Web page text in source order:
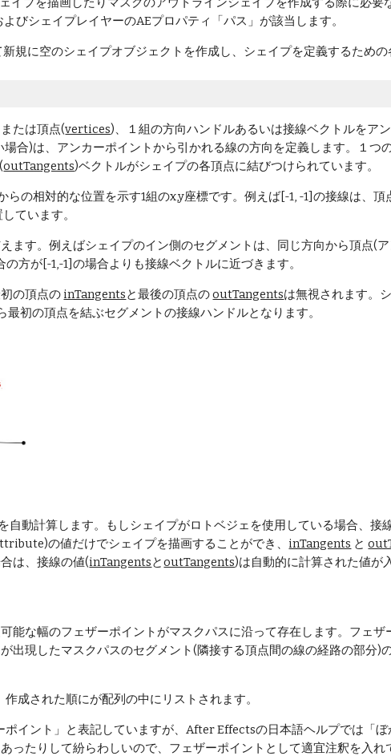
びシェイプレイヤーのAEプロパティ「パス」が該当します。
新規に空のシェイプオブジェクトを作成し、シェイプを定義するため
たは頂点(vertices)、１組の方向ハンドルあるいは接線ベクトルをア
合)は、アンカーポイントから引かれる線の方向を定義します。１つ
outTangents)ベクトルがシェイプの各頂点に結びつけられています。
らの相対的な位置を示す1組のx,y座標です。例えば[-1, -1]の接線は、
ています。
ます。例えばシェイプのイン側のセグメントは、同じ方向から頂点(
方が[-1,-1]の場合よりも接線ベクトルに近づきます。
の頂点の inTangentsと最後の頂点の outTangentsは無視されます。
初の頂点を結ぶセグメントの接線ハンドルとなります。
自動計算します。もしシェイプがロトベジェを使用している場合、接
の値だけでシェイプを描画することができ、 inTangents と
は、接線の値(inTangentsとoutTangents)は自動的に計算された値が
能な幅のフェザーポイントがマスクパスに沿って存在します。フェザ
出現したマスクパスのセグメント(隣接する頂点間の線の経路の部分)
成された順にが配列の中にリストされます。
ポイント」と表記していますが、After Effectsの日本語ヘルプでは「
ったりして紛らわしいので、フェザーポイントとして適宜注釈を入れ